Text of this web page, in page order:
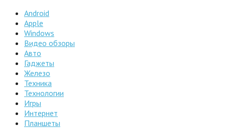
Android
Apple
Windows
Видео обзоры
Авто
Гаджеты
Железо
Техника
Технологии
Игры
Интернет
Планшеты